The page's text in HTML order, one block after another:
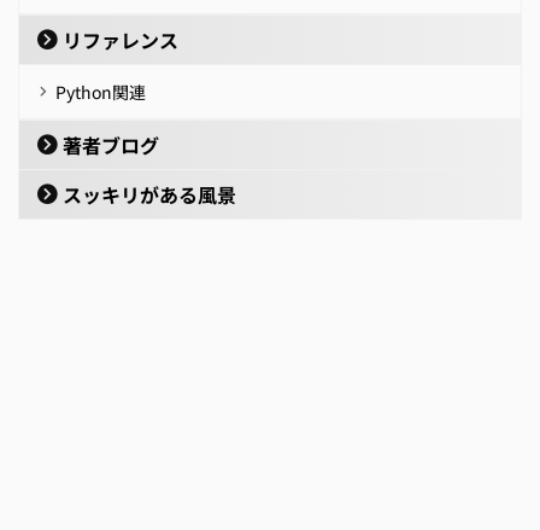
リファレンス
Python関連
著者ブログ
スッキリがある風景